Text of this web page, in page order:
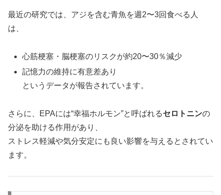
最近の研究では、アジを含む青魚を週2〜3回食べる人
は、
心筋梗塞・脳梗塞のリスクが約20〜30％減少
記憶力の維持に有意差あり
というデータが報告されています。
さらに、EPAには“幸福ホルモン”と呼ばれるセロトニンの
分泌を助ける作用があり、
ストレス軽減や気分安定にも良い影響を与えるとされてい
ます。